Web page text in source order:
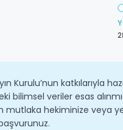
Kurulu’nun katkılarıyla
bilimsel veriler esas
hekiminize veya